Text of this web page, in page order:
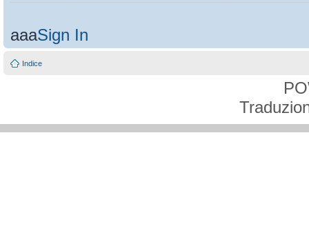
aaaSign In
Indice